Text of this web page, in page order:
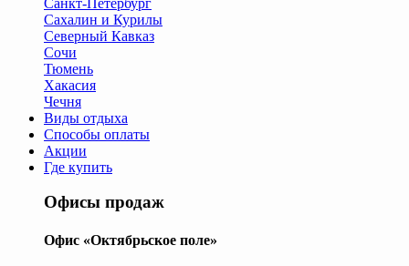
Сахалин и Курилы
Северный Кавказ
Сочи
Тюмень
Хакасия
Чечня
Виды отдыха
Способы оплаты
Акции
Где купить
Офисы продаж
Офис «Октябрьское поле»